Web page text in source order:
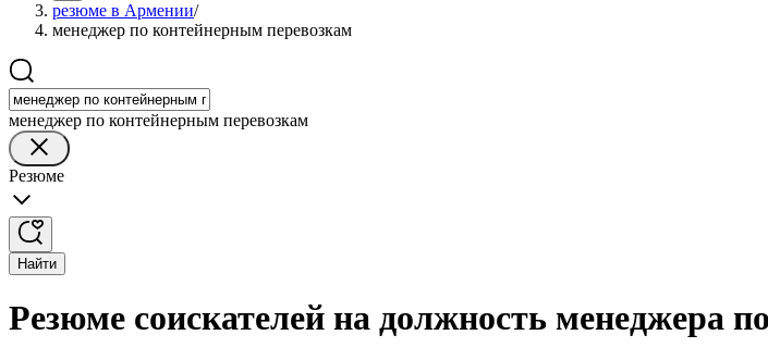
резюме в Армении/
менеджер по контейнерным перевозкам
менеджер по контейнерным перевозкам
Резюме
Найти
Резюме соискателей на должность менеджера